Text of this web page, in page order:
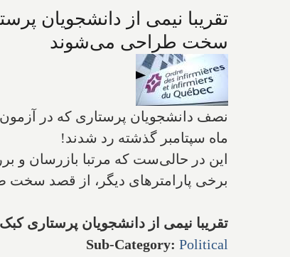
تقریبا نیمی از دانشجویان
سخت طراحی می‌شوند
نصف دانشجویان پرستاری که در آزمون
ماه سپتامبر گذشته رد شدند!
این در حالی‌ست که مرتبا بازرسان و
برخی پارامترهای دیگر، از قصد
تقریبا نیمی از دانشجویان
Sub-Category: Political